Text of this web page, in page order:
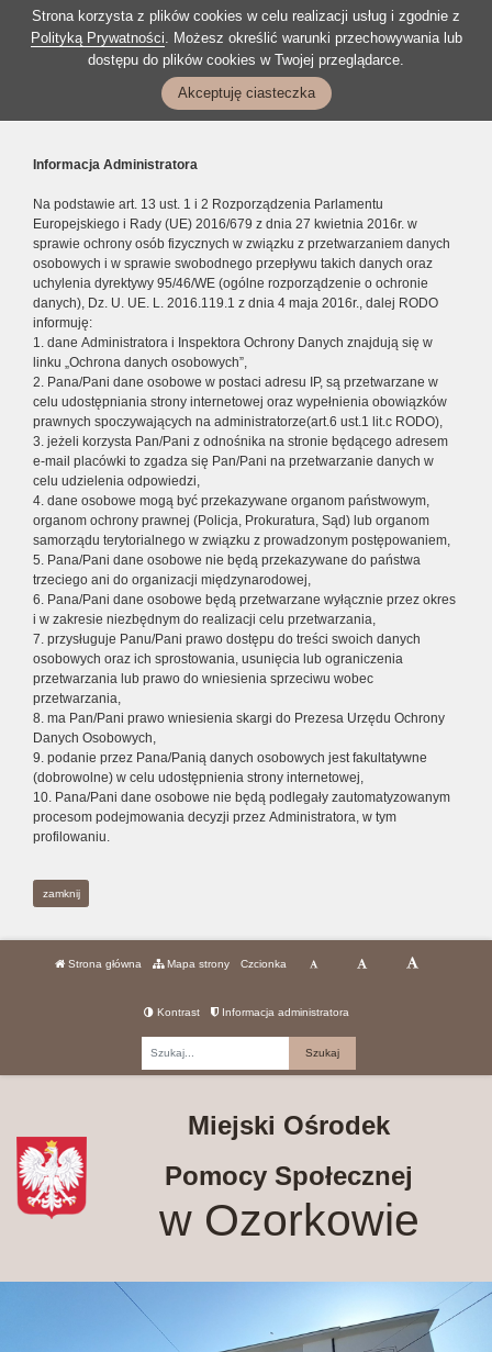
Strona korzysta z plików cookies w celu realizacji usług i zgodnie z
Polityką Prywatności. Możesz określić warunki przechowywania lub
dostępu do plików cookies w Twojej przeglądarce.
Akceptuję ciasteczka
Informacja Administratora
Na podstawie art. 13 ust. 1 i 2 Rozporządzenia Parlamentu
Europejskiego i Rady (UE) 2016/679 z dnia 27 kwietnia 2016r. w
sprawie ochrony osób fizycznych w związku z przetwarzaniem danych
osobowych i w sprawie swobodnego przepływu takich danych oraz
uchylenia dyrektywy 95/46/WE (ogólne rozporządzenie o ochronie
danych), Dz. U. UE. L. 2016.119.1 z dnia 4 maja 2016r., dalej RODO
informuję:
1. dane Administratora i Inspektora Ochrony Danych znajdują się w
linku „Ochrona danych osobowych”,
2. Pana/Pani dane osobowe w postaci adresu IP, są przetwarzane w
celu udostępniania strony internetowej oraz wypełnienia obowiązków
prawnych spoczywających na administratorze(art.6 ust.1 lit.c RODO),
3. jeżeli korzysta Pan/Pani z odnośnika na stronie będącego adresem
e-mail placówki to zgadza się Pan/Pani na przetwarzanie danych w
celu udzielenia odpowiedzi,
4. dane osobowe mogą być przekazywane organom państwowym,
organom ochrony prawnej (Policja, Prokuratura, Sąd) lub organom
samorządu terytorialnego w związku z prowadzonym postępowaniem,
5. Pana/Pani dane osobowe nie będą przekazywane do państwa
trzeciego ani do organizacji międzynarodowej,
6. Pana/Pani dane osobowe będą przetwarzane wyłącznie przez okres
i w zakresie niezbędnym do realizacji celu przetwarzania,
7. przysługuje Panu/Pani prawo dostępu do treści swoich danych
osobowych oraz ich sprostowania, usunięcia lub ograniczenia
przetwarzania lub prawo do wniesienia sprzeciwu wobec
przetwarzania,
8. ma Pan/Pani prawo wniesienia skargi do Prezesa Urzędu Ochrony
Danych Osobowych,
9. podanie przez Pana/Panią danych osobowych jest fakultatywne
(dobrowolne) w celu udostępnienia strony internetowej,
10. Pana/Pani dane osobowe nie będą podlegały zautomatyzowanym
procesom podejmowania decyzji przez Administratora, w tym
profilowaniu.
zamknij
Strona główna Mapa strony Czcionka
Kontrast Informacja administratora
Miejski Ośrodek
Pomocy Społecznej
w Ozorkowie